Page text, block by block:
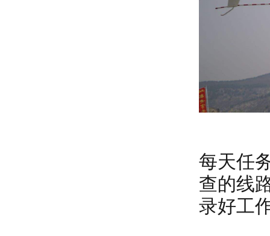
每天任
查的线
录好工